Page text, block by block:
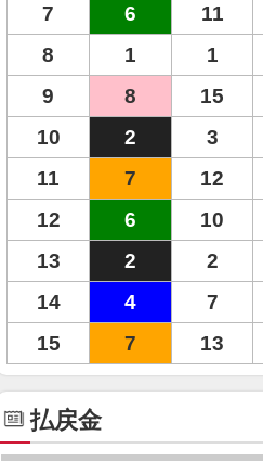
7
6 11
8
1 1
9
8 15
10
2 3
11
7 12
12
6 10
13
2 2
14
4 7
15
7 13
払戻金